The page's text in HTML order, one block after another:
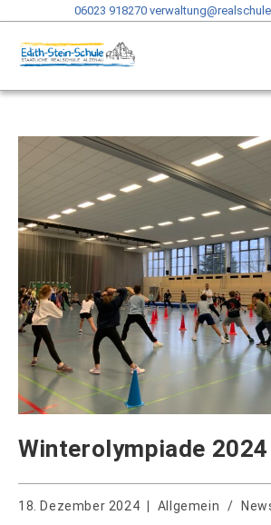
06023 918270
Winterolympiade 2024
18. Dezember 2024 Allgemein /